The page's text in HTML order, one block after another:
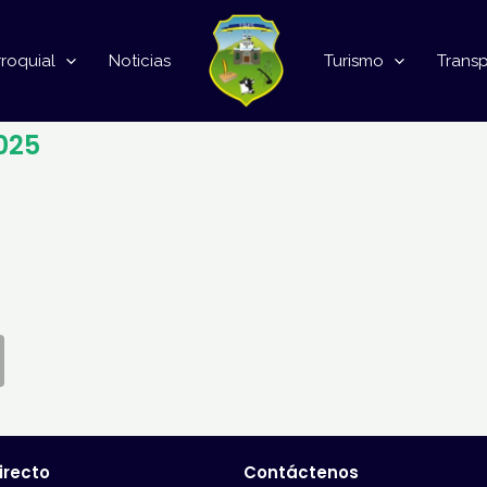
Noticias Turismo
Contáctenos